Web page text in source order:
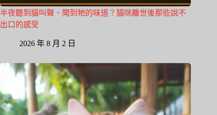
半夜聽到貓叫聲、聞到牠的味道？貓咪離世後那些說不
出口的感受
2026 年 8 月 2 日